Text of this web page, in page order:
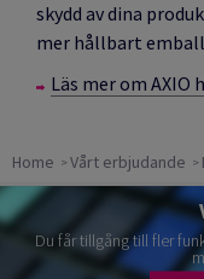
skydd av dina
mer hållbart
Läs mer om AXIO
Home Vårt erbjudande
Du får tillgång till fler